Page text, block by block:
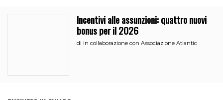
Incentivi alle assunzioni: quattro nuovi
bonus per il 2026
di in collaborazione con Associazione Atlantic